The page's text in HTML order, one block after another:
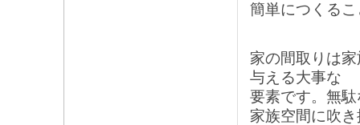
簡単につくる
家の間取りは
与える大事な
要素です。無
家族空間に吹